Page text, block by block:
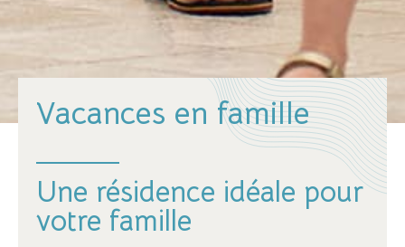
Vacances en famille
Une résidence idéale pour
votre famille